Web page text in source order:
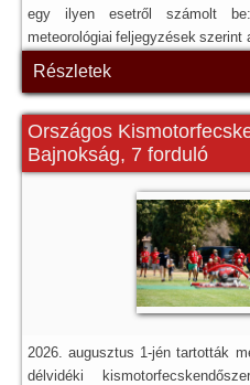
egy ilyen esetről számolt
meteorológiai feljegyzések szerint
elérte a 38,4 °C-ot – Újpesten,
működő Egyesült
Részletek
Országos
Bajnokság, 7 forduló
2026. augusztus 1-jén tartották
délvidéki